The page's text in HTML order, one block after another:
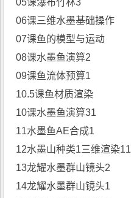
06课三维水墨基础操作
07课鱼的模型与运动
08课水墨鱼演算2
09课鱼流体预算1
10.5课鱼材质渲染
10课水墨鱼演算31
11水墨鱼AE合成1
12水墨山种类1三维渲染11
13龙耀水墨群山镜头2
14龙耀水墨群山镜头1